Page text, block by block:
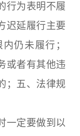
行为表明不履
迟延履行主要
仍未履行；
或者有其他违
；五、法律规
定要做到以